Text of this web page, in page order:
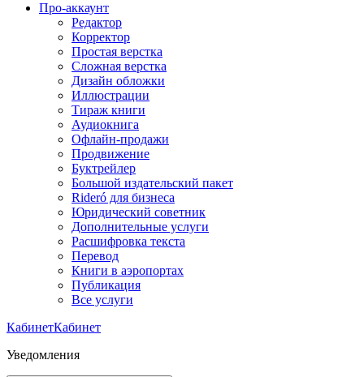
Про-аккаунт
Редактор
Корректор
Простая верстка
Сложная верстка
Дизайн обложки
Иллюстрации
Тираж книги
Аудиокнига
Офлайн-продажи
Продвижение
Буктрейлер
Большой издательский пакет
Rideró для бизнеса
Юридический советник
Дополнительные услуги
Расшифровка текста
Перевод
Книги в аэропортах
Публикация
Все услуги
КабинетКабинет
Уведомления